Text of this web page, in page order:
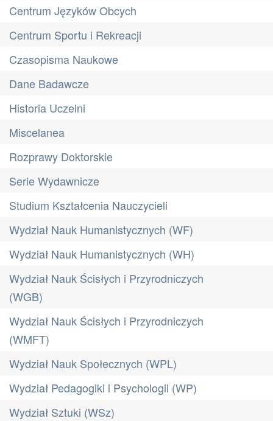
Centrum Języków Obcych
Centrum Sportu i Rekreacji
Czasopisma Naukowe
Dane Badawcze
Historia Uczelni
Miscelanea
Rozprawy Doktorskie
Serie Wydawnicze
Studium Kształcenia Nauczycieli
Wydział Nauk Humanistycznych (WF)
Wydział Nauk Humanistycznych (WH)
Wydział Nauk Ścisłych i Przyrodniczych
(WGB)
Wydział Nauk Ścisłych i Przyrodniczych
(WMFT)
Wydział Nauk Społecznych (WPL)
Wydział Pedagogiki i Psychologii (WP)
Wydział Sztuki (WSz)